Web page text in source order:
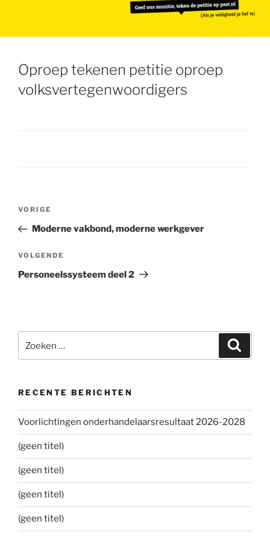
Oproep tekenen petitie oproep
volksvertegenwoordigers
Bericht
Vorig
bericht
VORIGE
Moderne vakbond, moderne werkgever
Volgend
bericht
VOLGENDE
Personeelssysteem deel 2
naar:
RECENTE BERICHTEN
Voorlichtingen onderhandelaarsresultaat 2026-2028
(geen titel)
(geen titel)
(geen titel)
(geen titel)